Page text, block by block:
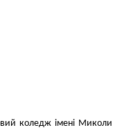
коледж імені Миколи